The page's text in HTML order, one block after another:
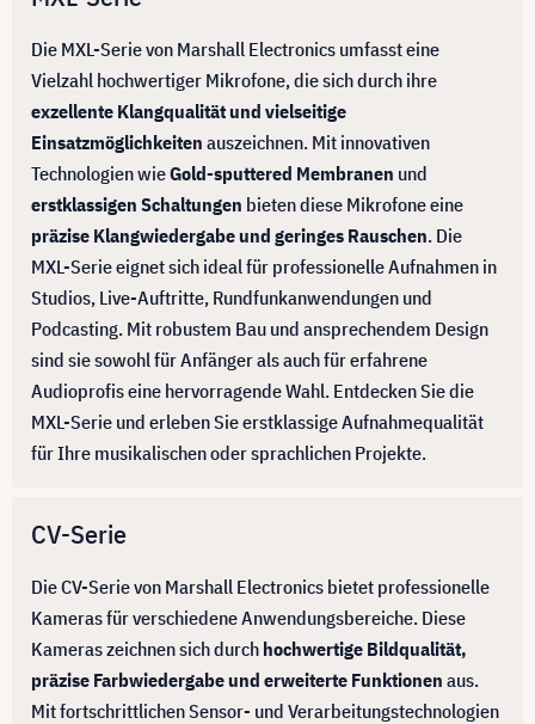
Die MXL-Serie von Marshall Electronics umfasst eine
Vielzahl hochwertiger Mikrofone, die sich durch ihre
exzellente Klangqualität und vielseitige
Einsatzmöglichkeiten auszeichnen. Mit innovativen
Technologien wieGold-sputtered Membranen und
erstklassigen Schaltungen bieten diese Mikrofone eine
präzise Klangwiedergabe und geringes Rauschen. Die
MXL-Serie eignet sich ideal für professionelle Aufnahmen in
Studios, Live-Auftritte, Rundfunkanwendungen und
Podcasting. Mit robustem Bau und ansprechendem Design
sind sie sowohl für Anfänger als auch für erfahrene
Audioprofis eine hervorragende Wahl. Entdecken Sie die
MXL-Serie und erleben Sie erstklassige Aufnahmequalität
für Ihre musikalischen oder sprachlichen Projekte.
CV-Serie
Die CV-Serie von Marshall Electronics bietet professionelle
Kameras für verschiedene Anwendungsbereiche. Diese
Kameras zeichnen sich durch hochwertige Bildqualität,
präzise Farbwiedergabe und erweiterte Funktionen aus.
Mit fortschrittlichen Sensor- und Verarbeitungstechnologien